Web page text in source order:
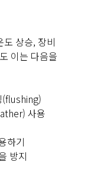
상승, 장비
이는 다음을
(flushing)
사용
하기
방지